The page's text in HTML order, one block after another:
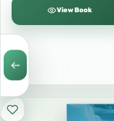
View Book